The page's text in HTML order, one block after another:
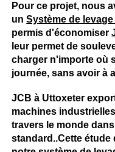
Pour ce projet, nous
unSystème de
permis d'économiser
leur permet de
charger n'importe où
journée, sans avoir à
JCB à Uttoxeter
machines
travers le monde
standard..Cette étude